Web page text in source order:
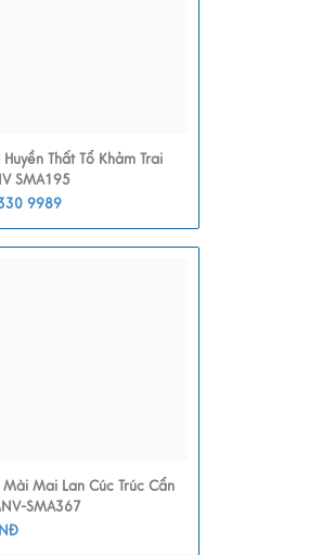
Huyền Thất Tổ Khảm Trai
SMA195
9989
Mài Mai Lan Cúc Trúc Cẩn
SMA367